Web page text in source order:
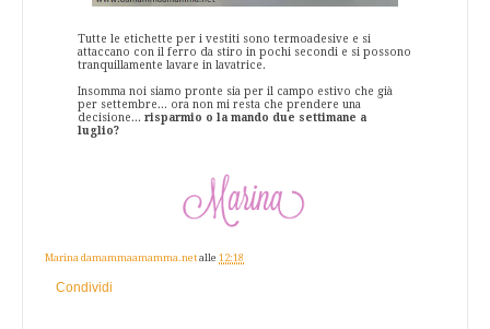
Tutte le etichette per i vestiti sono termoadesive e si
attaccano con il ferro da stiro in pochi secondi e si possono
tranquillamente lavare in lavatrice.
Insomma noi siamo pronte sia per il campo estivo che già
per settembre... ora non mi resta che prendere una
decisione... risparmio o la mando due settimane a
luglio?
Marina damammaamamma.net alle 12:18
Condividi